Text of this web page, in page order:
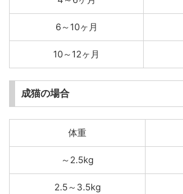
6～10ヶ月
10～12ヶ月
成猫の場合
体重
～2.5kg
2.5～3.5kg